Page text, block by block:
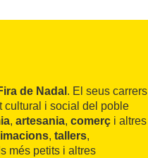
de Nadal . El seus carrers
cultural i social del poble
, artesania, comerç i altres
, tallers,
més petits i altres